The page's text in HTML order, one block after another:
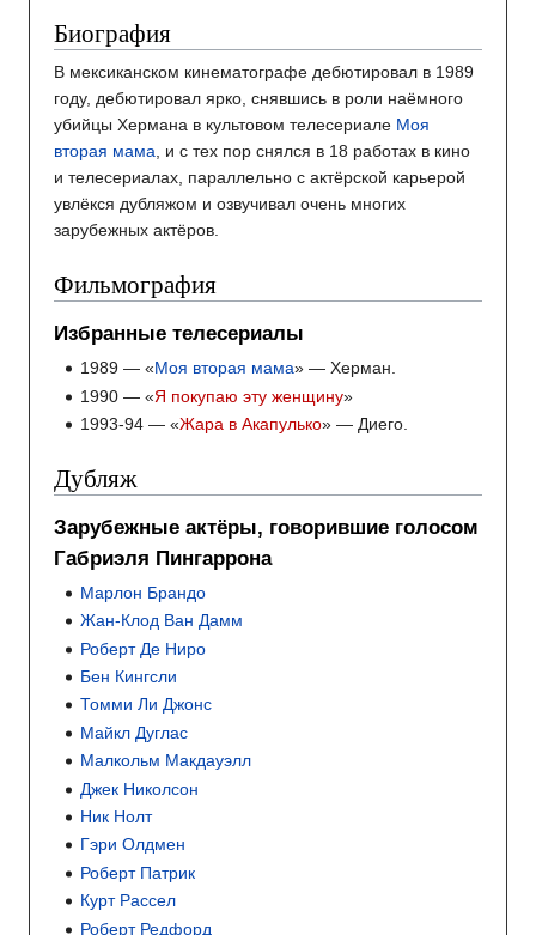
Биография
В мексиканском кинематографе дебютировал в 1989
году, дебютировал ярко, снявшись в роли наёмного
убийцы Хермана в культовом телесериале Моя
вторая мама, и с тех пор снялся в 18 работах в кино
и телесериалах, параллельно с актёрской карьерой
увлёкся дубляжом и озвучивал очень многих
зарубежных актёров.
Фильмография
Избранные телесериалы
1989 — «Моя вторая мама» — Херман.
1990 — «Я покупаю эту женщину»
1993-94 — «Жара в Акапулько» — Диего.
Дубляж
Зарубежные актёры, говорившие голосом
Габриэля Пингаррона
Марлон Брандо
Жан-Клод Ван Дамм
Роберт Де Ниро
Бен Кингсли
Томми Ли Джонс
Майкл Дуглас
Малкольм Макдауэлл
Джек Николсон
Ник Нолт
Гэри Олдмен
Роберт Патрик
Курт Рассел
Роберт Редфорд